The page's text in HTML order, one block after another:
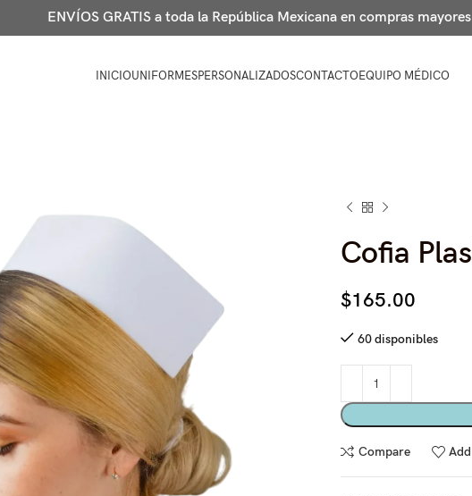
ENVÍOS GRATIS a toda la República Mexicana en compras
INICIOUNIFORMESPERSONALIZADOSCONTACTOEQUIPO MÉDICO
Cofia
$165.00
60 disponibles
Compare